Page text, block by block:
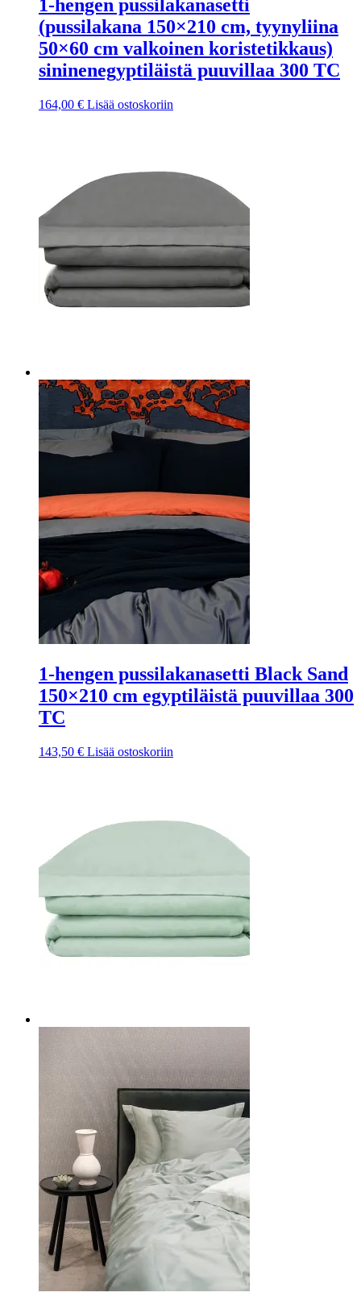
1-hengen pussilakanasetti
(pussilakana 150×210 cm, tyynyliina
50×60 cm valkoinen koristetikkaus)
sininenegyptiläistä puuvillaa 300 TC
164,00 € Lisää ostoskoriin
1-hengen pussilakanasetti Black Sand
150×210 cm egyptiläistä puuvillaa 300
TC
143,50 € Lisää ostoskoriin